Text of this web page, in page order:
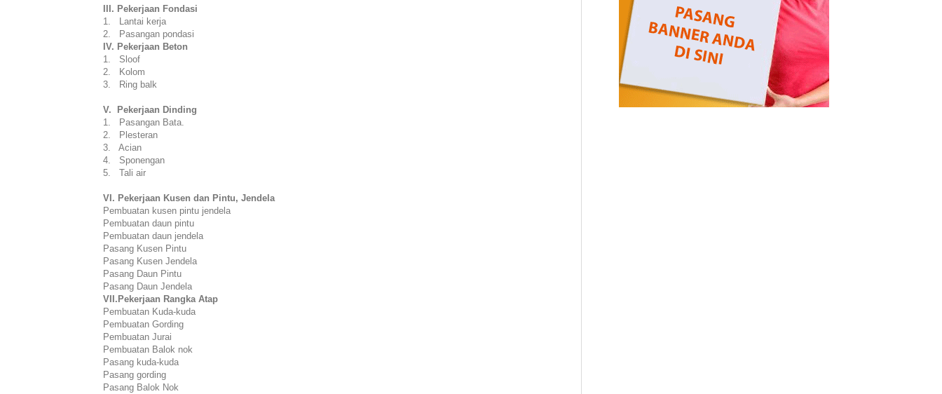
III. Pekerjaan Fondasi
1. Lantai kerja
2. Pasangan pondasi
IV. Pekerjaan Beton
1. Sloof
2. Kolom
3. Ring balk
V. Pekerjaan Dinding
1. Pasangan Bata.
2. Plesteran
3. Acian
4. Sponengan
5. Tali air
VI. Pekerjaan Kusen dan Pintu, Jendela
Pembuatan kusen pintu jendela
Pembuatan daun pintu
Pembuatan daun jendela
Pasang Kusen Pintu
Pasang Kusen Jendela
Pasang Daun Pintu
Pasang Daun Jendela
VII.Pekerjaan Rangka Atap
Pembuatan Kuda-kuda
Pembuatan Gording
Pembuatan Jurai
Pembuatan Balok nok
Pasang kuda-kuda
Pasang gording
Pasang Balok Nok